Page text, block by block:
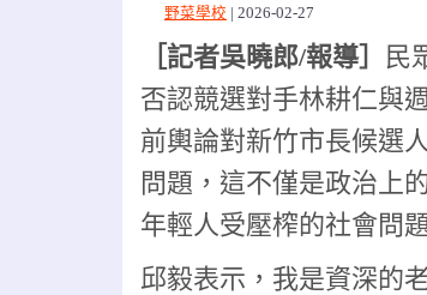
野菜學校 2026-02-27
［記者吳曉郎/報導］
民
否認競選對手林耕仁與
前輿論對新竹市長候選
問題，這不僅是政治上
年輕人受壓榨的社會問
邱毅表示，我是資深的